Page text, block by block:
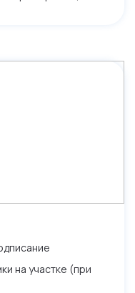
на участке (при